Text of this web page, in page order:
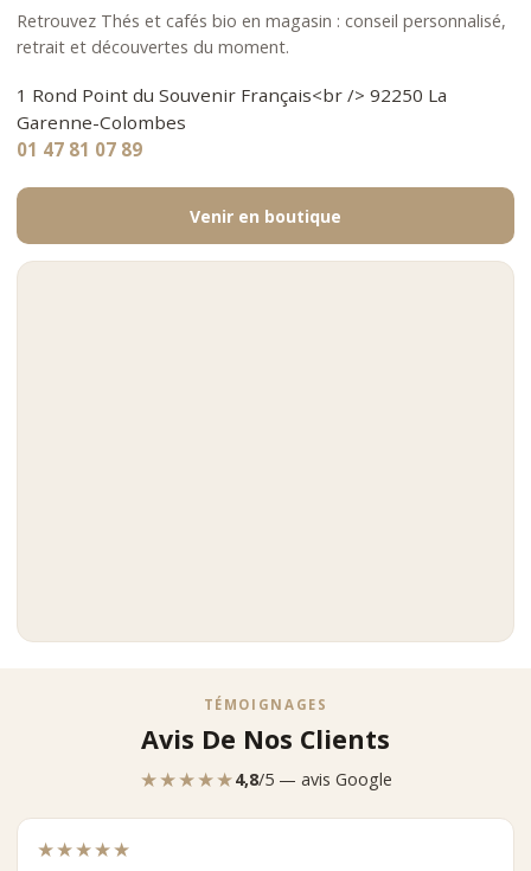
Retrouvez Thés et cafés bio en magasin : conseil personnalisé,
retrait et découvertes du moment.
1 Rond Point du Souvenir Français<br /> 92250 La
Garenne-Colombes
01 47 81 07 89
Venir en boutique
TÉMOIGNAGES
Avis De Nos Clients
★★★★★4,8/5 — avis Google
★★★★★